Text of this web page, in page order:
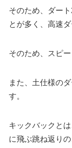
そのため、ダー
とが多く、高速
そのため、スピ
また、土仕様の
す。
キックバックと
に飛ぶ跳ね返り